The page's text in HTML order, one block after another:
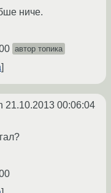
ниче.
автор топика
21.10.2013 00:06:04